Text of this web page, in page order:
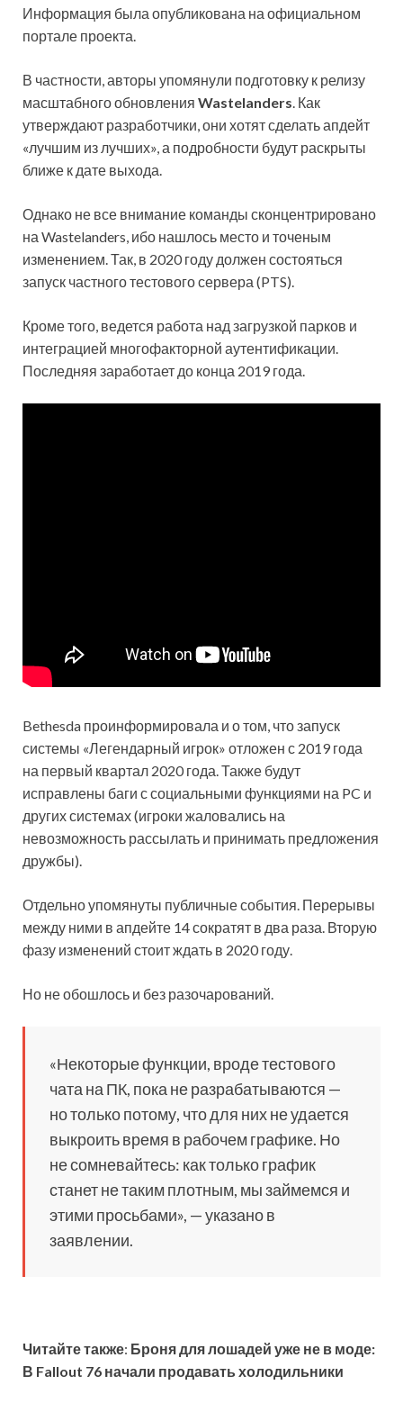
Информация была опубликована на официальном
портале проекта.
В частности, авторы упомянули подготовку к релизу
масштабного обновления Wastelanders. Как
утверждают разработчики, они хотят сделать апдейт
«лучшим из лучших», а подробности будут раскрыты
ближе к дате выхода.
Однако не все внимание команды сконцентрировано
на Wastelanders, ибо нашлось место и точеным
изменением. Так, в 2020 году должен состояться
запуск частного тестового сервера (PTS).
Кроме того, ведется работа над загрузкой парков и
интеграцией многофакторной аутентификации.
Последняя заработает до конца 2019 года.
Bethesda проинформировала и о том, что запуск
системы «Легендарный игрок» отложен с 2019 года
на первый квартал 2020 года. Также будут
исправлены баги с социальными функциями на PC и
других системах (игроки жаловались на
невозможность рассылать и принимать предложения
дружбы).
Отдельно упомянуты публичные события. Перерывы
между ними в апдейте 14 сократят в два раза. Вторую
фазу изменений стоит ждать в 2020 году.
Но не обошлось и без разочарований.
«Некоторые функции, вроде тестового
чата на ПК, пока не разрабатываются —
но только потому, что для них не удается
выкроить время в рабочем графике. Но
не сомневайтесь: как только график
станет не таким плотным, мы займемся и
этими просьбами», — указано в
заявлении.
Читайте также: Броня для лошадей уже не в моде:
В Fallout 76 начали продавать холодильники